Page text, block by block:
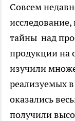
Совсем
тайны над
продукции на
изучили
реализуемых
оказались
получили